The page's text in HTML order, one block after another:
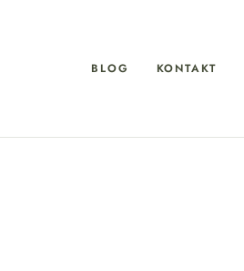
BLOG KONTAKT